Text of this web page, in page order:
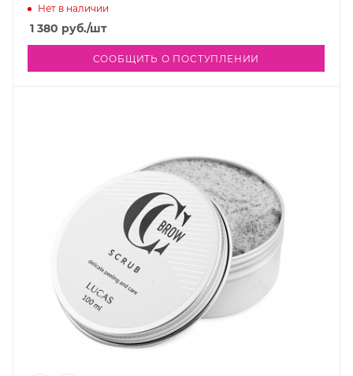
Нет в наличии
1 380 руб./шт
СООБЩИТЬ О ПОСТУПЛЕНИИ